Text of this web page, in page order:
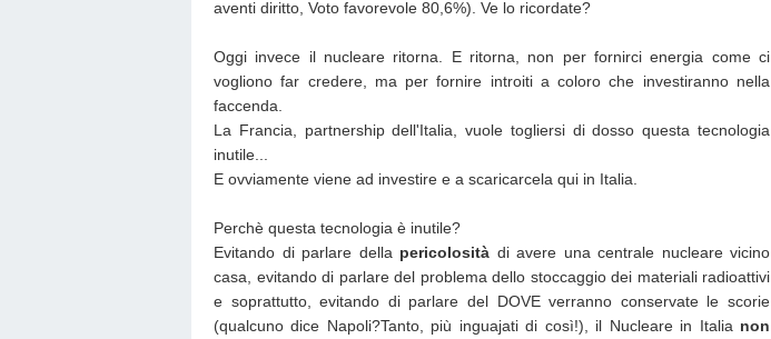
aventi diritto, Voto favorevole 80,6%). Ve lo ricordate?
Oggi invece il nucleare ritorna. E ritorna, non per fornirci energia come ci
vogliono far credere, ma per fornire introiti a coloro che investiranno nella
faccenda.
La Francia, partnership dell'Italia, vuole togliersi di dosso questa tecnologia
inutile...
E ovviamente viene ad investire e a scaricarcela qui in Italia.
Perchè questa tecnologia è inutile?
Evitando di parlare della pericolosità di avere una centrale nucleare vicino
casa, evitando di parlare del problema dello stoccaggio dei materiali radioattivi
e soprattutto, evitando di parlare del DOVE verranno conservate le scorie
(qualcuno dice Napoli?Tanto, più inguajati di così!), il Nucleare in Italia non